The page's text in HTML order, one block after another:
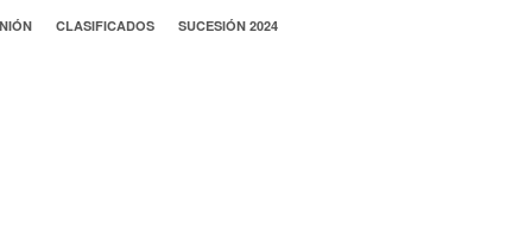
CLASIFICADOS SUCESIÓN 2024